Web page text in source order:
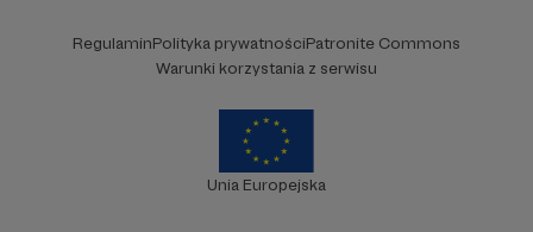
RegulaminPolityka prywatnościPatronite Commons
Warunki korzystania z serwisu
Unia Europejska